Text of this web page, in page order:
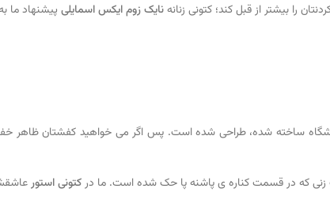
را بیشتر از قبل کند؛ کتونی زنانهنایک زوم ایکس اسمایلی پیشنهاد
ساخته شده، طراحی شده است. پس اگر می خواهید کفشتان ظاهر
که در قسمت کناره ی پاشنه پا حک شده است. ما درکتونی استور